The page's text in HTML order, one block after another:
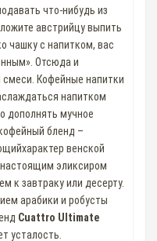
что-нибудь из
австрийцу выпить
чашку с напитком, вас
Отсюда и
смеси. Кофейные напитки
напитком
дополнять мучное
бленд –
венской
эликсиром
к завтраку или десерту.
арабики и робусты
Cuattro Ultimate
усталость.